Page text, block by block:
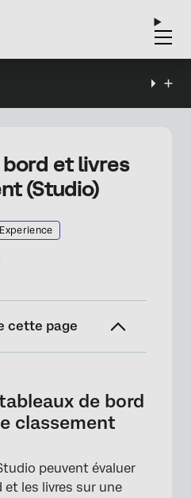
et livres
(Studio)
cette page
tableau de bord ou un
de bord
classement
peuvent évaluer
et les livres sur une